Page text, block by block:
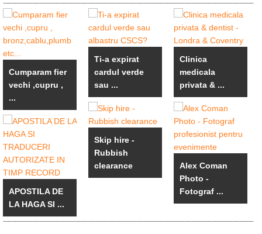
Cumparam fier
vechi ,cupru ,
...
APOSTILA DE
LA HAGA SI ...
Ti-a expirat
cardul verde
sau ...
Skip hire -
Rubbish
clearance
Clinica
medicala
privata & ...
Alex Coman
Photo -
Fotograf ...